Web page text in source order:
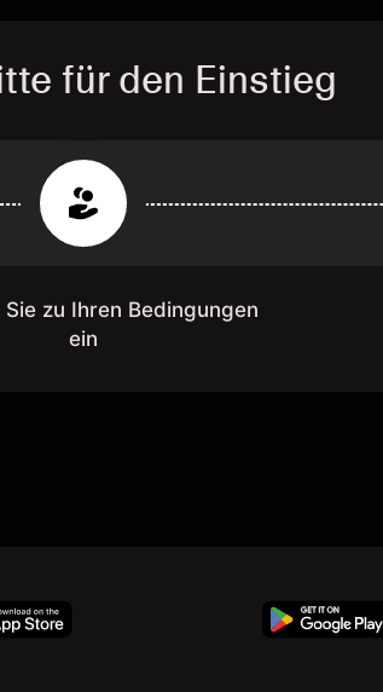
für den Einstieg
Sie zu Ihren Bedingungen
ein